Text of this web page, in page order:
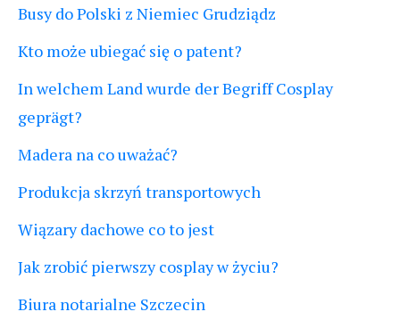
Busy do Polski z Niemiec Grudziądz
Kto może ubiegać się o patent?
In welchem Land wurde der Begriff Cosplay
geprägt?
Madera na co uważać?
Produkcja skrzyń transportowych
Wiązary dachowe co to jest
Jak zrobić pierwszy cosplay w życiu?
Biura notarialne Szczecin